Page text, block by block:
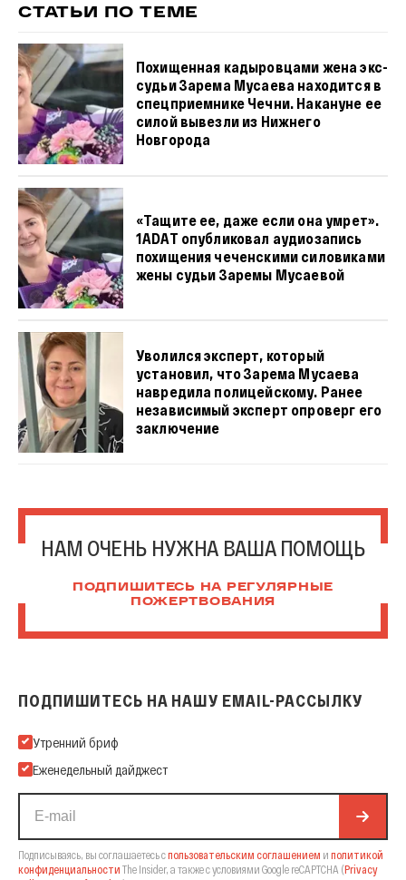
СТАТЬИ ПО ТЕМЕ
Похищенная кадыровцами жена экс-
судьи Зарема Мусаева находится в
спецприемнике Чечни. Накануне ее
силой вывезли из Нижнего
Новгорода
«Тащите ее, даже если она умрет».
1ADAT опубликовал аудиозапись
похищения чеченскими силовиками
жены судьи Заремы Мусаевой
Уволился эксперт, который
установил, что Зарема Мусаева
навредила полицейскому. Ранее
независимый эксперт опроверг его
заключение
НАМ ОЧЕНЬ НУЖНА ВАША ПОМОЩЬ
ПОДПИШИТЕСЬ НА РЕГУЛЯРНЫЕ
ПОЖЕРТВОВАНИЯ
ПОДПИШИТЕСЬ НА НАШУ EMAIL-РАССЫЛКУ
Подпишитесь на нашу Email-рассылку
Утренний бриф
Еженедельный дайджест
Подписываясь, вы соглашаетесь спользовательским соглашением и политикой
конфиденциальности The Insider, а также с условиями Google reCAPTCHA (Privacy